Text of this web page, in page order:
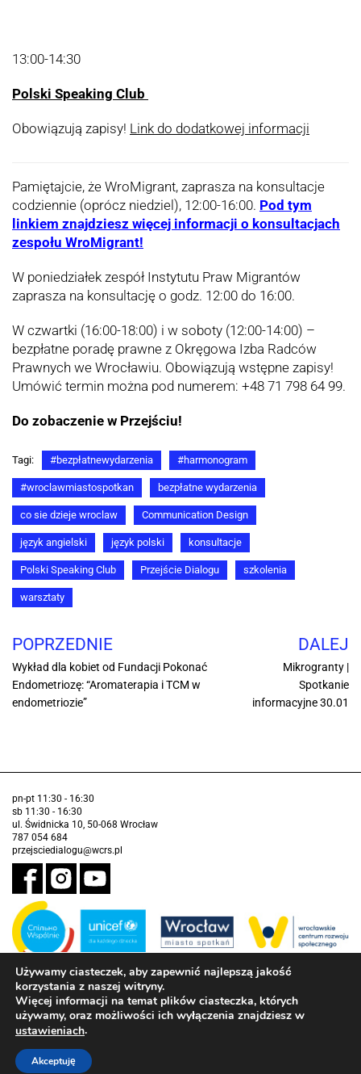
13:00-14:30
Polski Speaking Club
Obowiązują zapisy! Link do dodatkowej informacji
Pamiętajcie, że WroMigrant, zaprasza na konsultacje
codziennie (oprócz niedziel), 12:00-16:00. Pod tym
linkiem znajdziesz więcej informacji o konsultacjach
zespołu WroMigrant!
W poniedziałek zespół Instytutu Praw Migrantów
zaprasza na konsultację o godz. 12:00 do 16:00.
W czwartki (16:00-18:00) i w soboty (12:00-14:00) –
bezpłatne poradę prawne z Okręgowa Izba Radców
Prawnych we Wrocławiu. Obowiązują wstępne zapisy!
Umówić termin można pod numerem: +48 71 798 64 99.
Do zobaczenie w Przejściu!
Tagi: #bezpłatnewydarzenia #harmonogram
#wroclawmiastospotkan bezpłatne wydarzenia
co sie dzieje wroclaw Communication Design
język angielski język polski konsultacje
Polski Speaking Club Przejście Dialogu szkolenia
warsztaty
POPRZEDNIE
Wykład dla kobiet od Fundacji Pokonać
Endometriozę: “Aromaterapia i TCM w
endometriozie”
DALEJ
Mikrogranty |
Spotkanie
informacyjne 30.01
pn-pt 11:30 - 16:30
sb 11:30 - 16:30
ul. Świdnicka 10, 50-068 Wrocław
787 054 684
przejsciedialogu@wcrs.pl
Zadanie realizowane ze środków Gminy Wrocław w partnerstwie z
Funduszem Narodów Zjednoczonych na Rzecz Dzieci (UNICEF)
Deklaracja dostępności
Używamy ciasteczek, aby zapewnić najlepszą jakość
korzystania z naszej witryny.
Więcej informacji na temat plików ciasteczka, których
używamy, oraz możliwości ich wyłączenia znajdziesz w
ustawieniach.
Akceptuję